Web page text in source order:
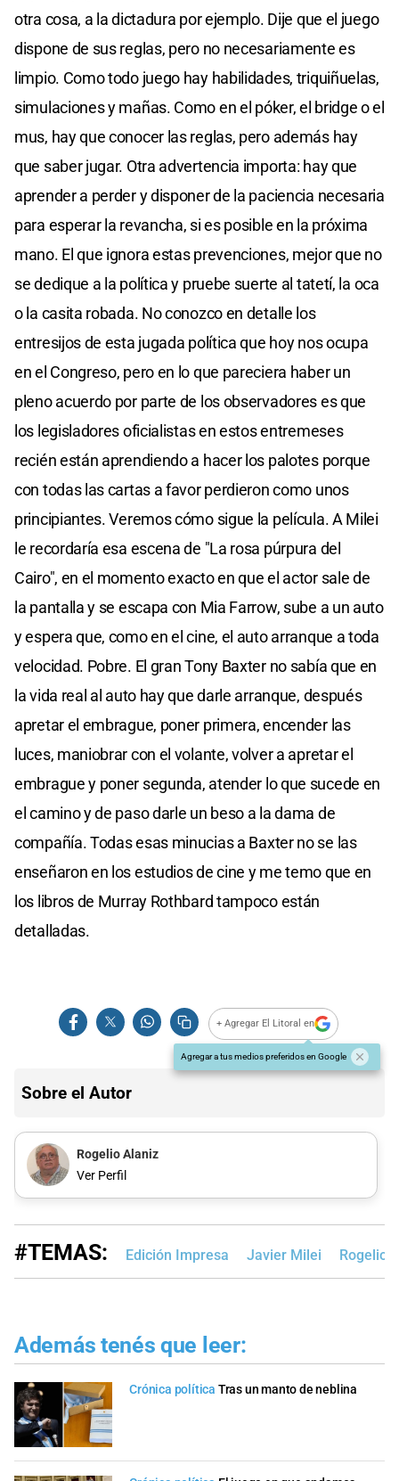
otra cosa, a la dictadura por ejemplo. Dije que el juego
dispone de sus reglas, pero no necesariamente es
limpio. Como todo juego hay habilidades, triquiñuelas,
simulaciones y mañas. Como en el póker, el bridge o el
mus, hay que conocer las reglas, pero además hay
que saber jugar. Otra advertencia importa: hay que
aprender a perder y disponer de la paciencia necesaria
para esperar la revancha, si es posible en la próxima
mano. El que ignora estas prevenciones, mejor que no
se dedique a la política y pruebe suerte al tatetí, la oca
o la casita robada. No conozco en detalle los
entresijos de esta jugada política que hoy nos ocupa
en el Congreso, pero en lo que pareciera haber un
pleno acuerdo por parte de los observadores es que
los legisladores oficialistas en estos entremeses
recién están aprendiendo a hacer los palotes porque
con todas las cartas a favor perdieron como unos
principiantes. Veremos cómo sigue la película. A Milei
le recordaría esa escena de "La rosa púrpura del
Cairo", en el momento exacto en que el actor sale de
la pantalla y se escapa con Mia Farrow, sube a un auto
y espera que, como en el cine, el auto arranque a toda
velocidad. Pobre. El gran Tony Baxter no sabía que en
la vida real al auto hay que darle arranque, después
apretar el embrague, poner primera, encender las
luces, maniobrar con el volante, volver a apretar el
embrague y poner segunda, atender lo que sucede en
el camino y de paso darle un beso a la dama de
compañía. Todas esas minucias a Baxter no se las
enseñaron en los estudios de cine y me temo que en
los libros de Murray Rothbard tampoco están
detalladas.
+ Agregar El Litoral en
Agregar a tus medios preferidos en Google
Sobre el Autor
Rogelio Alaniz
Ver Perfil
#TEMAS: Edición Impresa Javier Milei Rogelio
Además tenés que leer:
Crónica política Tras un manto de neblina